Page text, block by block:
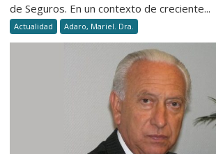
de Seguros. En un contexto de creciente...
Actualidad Adaro, Mariel. Dra.